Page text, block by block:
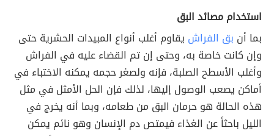
استخدام مصائد البق
بما أن بق الفراش يقاوم أغلب أنواع المبيدات الحشرية حتى
وإن كانت خاصة به، وحتى إن تم القضاء عليه في الفراش
وأغلب الأسطح الصلبة، فإنه ولصغر حجمه يمكنه الاختباء في
أماكن يصعب الوصول إليها، لذلك فإن الحل الأمثل في مثل
هذه الحالة هو حرمان البق من طعامه، وبما أنه يخرج في
الليل باحثاً عن الغذاء فيمتص دم الإنسان وهو نائم يمكن